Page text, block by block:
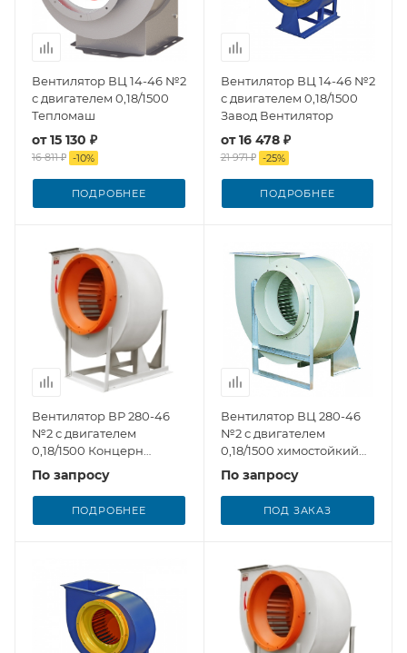
Вентилятор ВЦ 14-46 №2
с двигателем 0,18/1500
Тепломаш
от15 130 ₽
16 811 ₽ -10%
ПОДРОБНЕЕ
Вентилятор ВЦ 14-46 №2
с двигателем 0,18/1500
Завод Вентилятор
от16 478 ₽
21 971 ₽ -25%
ПОДРОБНЕЕ
Вентилятор ВР 280-46
№2 с двигателем
0,18/1500 Концерн
Медведь
По запросу
ПОДРОБНЕЕ
Вентилятор ВЦ 280-46
№2 с двигателем
0,18/1500 химостойкий
из полипропилена
По запросу
ПОД ЗАКАЗ